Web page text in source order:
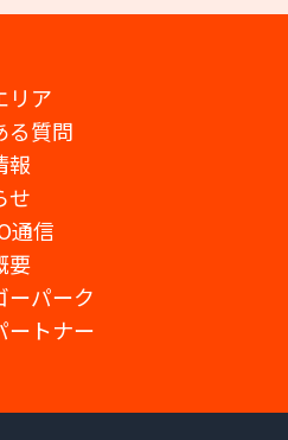
リア
る質問
報
せ
通信
要
ーパーク
ートナー